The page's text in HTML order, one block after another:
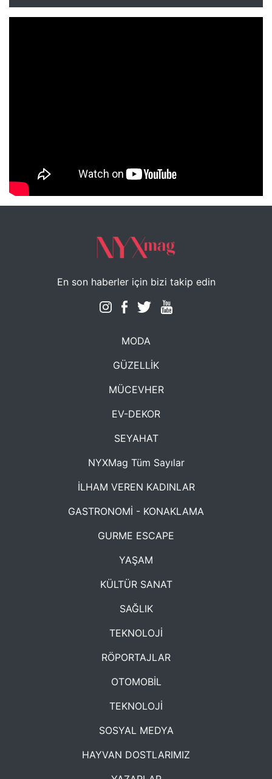
NYXmag 2. Yaş Kutlama Etkinliği
En son haberler için bizi takip edin
MODA
GÜZELLİK
MÜCEVHER
EV-DEKOR
SEYAHAT
NYXMag Tüm Sayılar
İLHAM VEREN KADINLAR
GASTRONOMİ - KONAKLAMA
GURME ESCAPE
YAŞAM
KÜLTÜR SANAT
SAĞLIK
TEKNOLOJİ
RÖPORTAJLAR
OTOMOBİL
TEKNOLOJİ
SOSYAL MEDYA
HAYVAN DOSTLARIMIZ